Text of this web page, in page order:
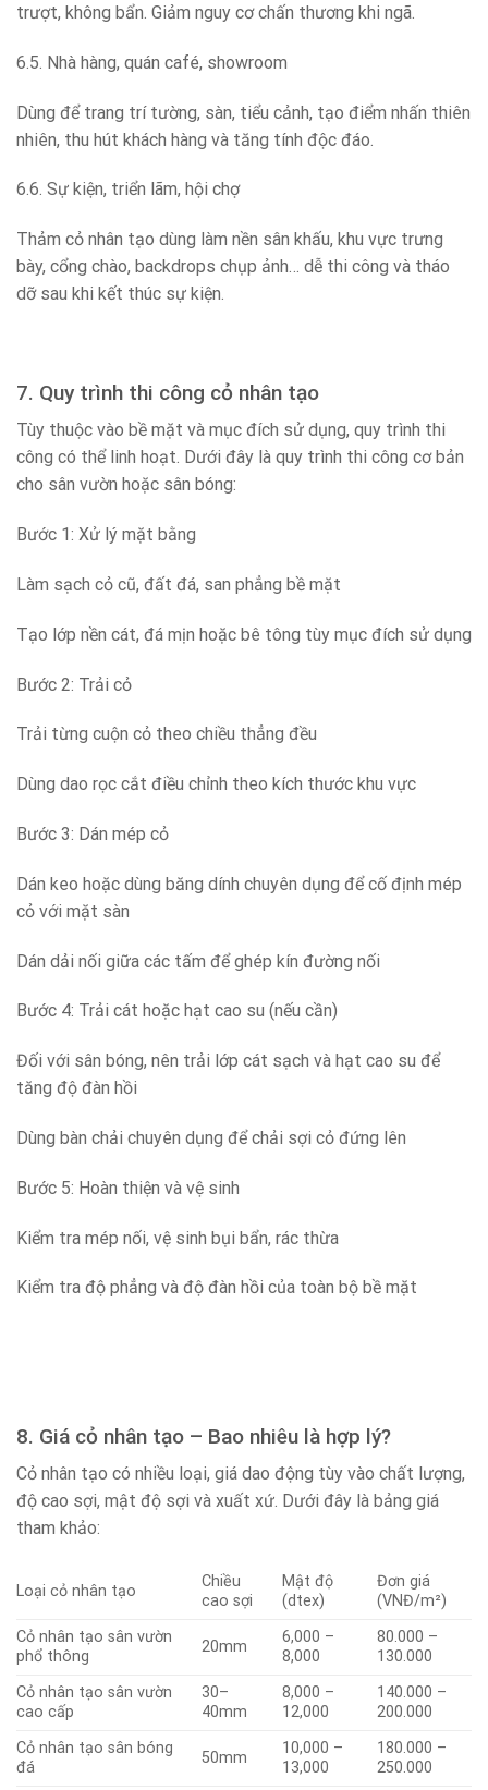
trượt, không bẩn. Giảm nguy cơ chấn thương khi ngã.
6.5. Nhà hàng, quán café, showroom
Dùng để trang trí tường, sàn, tiểu cảnh, tạo điểm nhấn thiên
nhiên, thu hút khách hàng và tăng tính độc đáo.
6.6. Sự kiện, triển lãm, hội chợ
Thảm cỏ nhân tạo dùng làm nền sân khấu, khu vực trưng
bày, cổng chào, backdrops chụp ảnh… dễ thi công và tháo
dỡ sau khi kết thúc sự kiện.
7. Quy trình thi công cỏ nhân tạo
Tùy thuộc vào bề mặt và mục đích sử dụng, quy trình thi
công có thể linh hoạt. Dưới đây là quy trình thi công cơ bản
cho sân vườn hoặc sân bóng:
Bước 1: Xử lý mặt bằng
Làm sạch cỏ cũ, đất đá, san phẳng bề mặt
Tạo lớp nền cát, đá mịn hoặc bê tông tùy mục đích sử dụng
Bước 2: Trải cỏ
Trải từng cuộn cỏ theo chiều thẳng đều
Dùng dao rọc cắt điều chỉnh theo kích thước khu vực
Bước 3: Dán mép cỏ
Dán keo hoặc dùng băng dính chuyên dụng để cố định mép
cỏ với mặt sàn
Dán dải nối giữa các tấm để ghép kín đường nối
Bước 4: Trải cát hoặc hạt cao su (nếu cần)
Đối với sân bóng, nên trải lớp cát sạch và hạt cao su để
tăng độ đàn hồi
Dùng bàn chải chuyên dụng để chải sợi cỏ đứng lên
Bước 5: Hoàn thiện và vệ sinh
Kiểm tra mép nối, vệ sinh bụi bẩn, rác thừa
Kiểm tra độ phẳng và độ đàn hồi của toàn bộ bề mặt
8. Giá cỏ nhân tạo – Bao nhiêu là hợp lý?
Cỏ nhân tạo có nhiều loại, giá dao động tùy vào chất lượng,
độ cao sợi, mật độ sợi và xuất xứ. Dưới đây là bảng giá
tham khảo:
Loại cỏ nhân tạo
Chiều
cao sợi
Mật độ
(dtex)
Đơn giá
(VNĐ/m²)
Cỏ nhân tạo sân vườn
phổ thông
20mm
6,000 –
8,000
80.000 –
130.000
Cỏ nhân tạo sân vườn
cao cấp
30–
40mm
8,000 –
12,000
140.000 –
200.000
Cỏ nhân tạo sân bóng
đá
50mm
10,000 –
13,000
180.000 –
250.000